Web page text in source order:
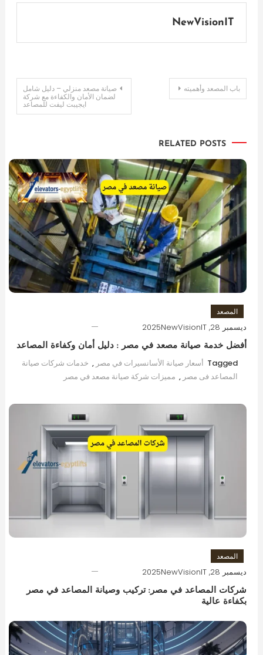
NewVisionIT
تصفّح
صيانة مصعد منزلي – دليل شامل
لضمان الأمان والكفاءة مع شركة
ايجيبت ليفت للمصاعد
باب المصعد وأهميته
RELATED POSTS
المصعد
ديسمبر 28, 2025 NewVisionIT
أفضل خدمة صيانة مصعد في مصر : دليل أمان وكفاءة المصاعد
Tagged أسعار صيانة الأسانسيرات في مصر , خدمات شركات صيانة
المصاعد فى مصر , مميزات شركة صيانة مصعد في مصر
المصعد
ديسمبر 28, 2025 NewVisionIT
شركات المصاعد في مصر: تركيب وصيانة المصاعد في مصر
بكفاءة عالية